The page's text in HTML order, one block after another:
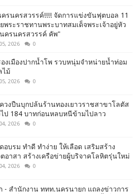
ครนครสวรรค์!!!! จัดการแข่งขันฟุตบอล 11
พระราชทานพระบาทสมเด็จพระเจ้าอยู่หัว
ครนครสวรรค์ คัพ"
2026 0
งเมืองปากน้ำโพ รวบหนุ่มจำหน่ายน้ำท่อม
ไม้
2026 0
วงปืนบุกปล้นร้านทองเยาวราชสาขาโลตัส
ไป 184 บาทก่อนหลบหนีข้ามไปลาว
2026 0
อบรม ทำดี ทำง่าย ให้เลือด เสริมสร้าง
อาสา สร้างเครือข่ายผู้บริจาคโลหิตรุ่นใหม่
2026 0
- สำนักงาน ททท.นครนายก แถลงข่าวการ